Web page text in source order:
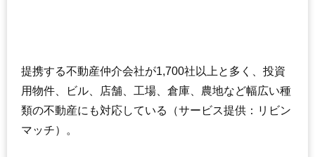
提携する不動産仲介会社が1,700社以上と多く、投資
用物件、ビル、店舗、工場、倉庫、農地など幅広い種
類の不動産にも対応している（サービス提供：リビン
マッチ）。